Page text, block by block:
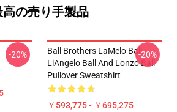
高の売り手製品
-20%
Ball Brothers LaMelo Ball
LiAngelo Ball And Lonzo Ball
Pullover Sweatshirt
￥593,775 - ￥695,275
-20%